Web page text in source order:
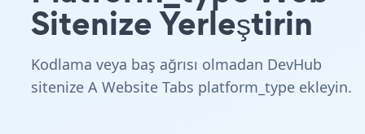
Sitenize Yerleştirin
Kodlama veya baş ağrısı olmadan DevHub
sitenize A Website Tabs platform_type ekleyin.